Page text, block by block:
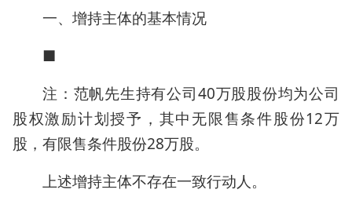
一、增持主体的基本情况
■
注：范帆先生持有公司40万股股份均为公司
股权激励计划授予，其中无限售条件股份12万
股，有限售条件股份28万股。
上述增持主体不存在一致行动人。